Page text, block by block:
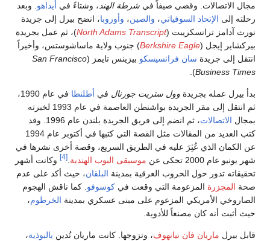
مجال الاتصالات. وقضي صيفاً في شرطة الهند، وشتاءً في أيداهو. وبعد
رحلته إلى الإتحاد السوفياتي، والصين، وأوروبا، انضح بيرل إلى جريدة
نورث آدامز ترانسكريبت (North Adams Transcript)، ثم عمل بجريدة
بيركشاير إيجل (Berkshire Eagle) جنوب ولاية ماساشوستس، وأخيراً
انتقل إلى جريدة سان فرانسيسكو بيزينس تايمز (San Francisco
Business Times
).
بدأ بيرل عمله بجريدة وول ستريت جورنال في أطلنطا
في عام 1990،
ثم انتقل إلى مقر الجريدة بواشنطن العاصمة في عام 1993 لخبرته
بمجال الاتصالات
، ثم انضم إلى فريق الجريدة بلندن عام 1996. وقد
كتب العديد من المقالات مثل القصة التي كتبها في أكتوبر عام 1994
عن الكمان الذي عُثِرَ عليه في الطريق السريع، وقصة أخرى نشرها في
شهر يونيو عام 2000 تحكى عن
موسيقى البوب الهندية.
[4]
وكانت أشهر
تحقيقاته تدور حول الحروب العرقية بمدينة البلقان، حيث أكد على عدم
صحة المجزرة المزعومة التي وقعت في كوسوفو. كما ناقش الهجوم
الصاروخي الأمريكي المزعوم على مبنى عسكري بمدينة الخرطوم،
حيث أثبت أنه كان مصنعاً للأدوية.
قابل بيرل ماريان فان نيانهوف، وتزوجها. كانت ماريان تُدين بالبوذية،